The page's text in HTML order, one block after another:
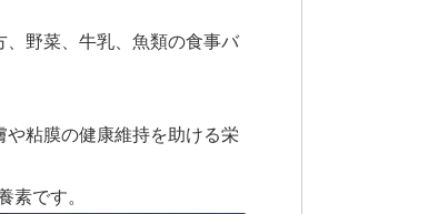
野菜、牛乳、魚類の食事バ
粘膜の健康維持を助ける栄
素です。